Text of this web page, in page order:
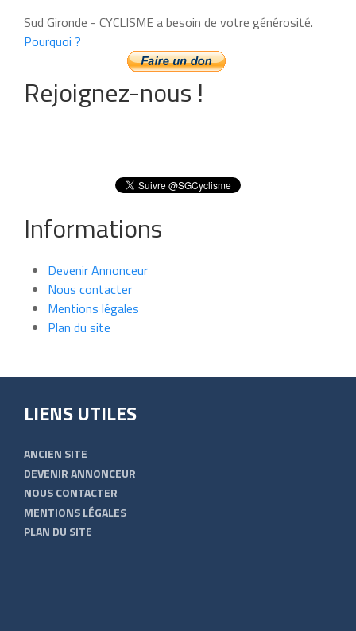
Sud Gironde - CYCLISME a besoin de votre générosité.
Pourquoi ?
Rejoignez-nous !
Informations
Devenir Annonceur
Nous contacter
Mentions légales
Plan du site
LIENS UTILES
ANCIEN SITE
DEVENIR ANNONCEUR
NOUS CONTACTER
MENTIONS LÉGALES
PLAN DU SITE